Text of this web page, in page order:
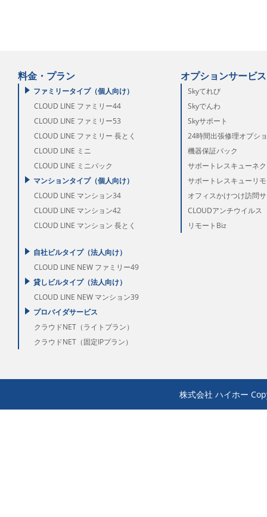
料金・プラン
ファミリータイプ（個人向け）
CLOUD LINE ファミリー44
CLOUD LINE ファミリー53
CLOUD LINE ファミリー 長とく
CLOUD LINE ミニ
CLOUD LINE ミニパック
マンションタイプ（個人向け）
CLOUD LINE マンション34
CLOUD LINE マンション42
CLOUD LINE マンション 長とく
自社ビルタイプ（法人向け）
CLOUD LINE NEW ファミリー49
貸しビルタイプ（法人向け）
CLOUD LINE NEW マンション39
プロバイダサービス
クラウドNET（ライトプラン）
クラウドNET（固定IPプラン）
オプションサービス
Skyてれび
Skyでんわ
Skyサポート
24時間出張修理オプシ
機器保証パック
サポートレスキューネ
サポートレスキューリ
オフィスかけつけ訪問
CLOUDアンチウイルス
リモートBiz
株式会社 ハイホー